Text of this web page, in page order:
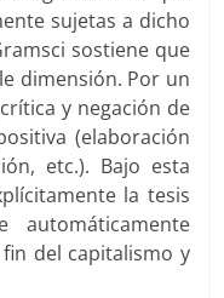
sujetas a dicho
sostiene que
dimensión. Por un
y negación de
(elaboración
etc.). Bajo esta
la tesis
automáticamente
del capitalismo y